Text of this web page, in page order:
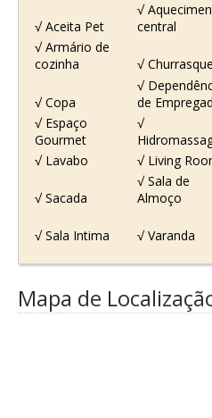
√ Aceita Pet
√
central
√ Armário de
cozinha
√
√ Copa
√
de
√ Espaço
Gourmet
√
√ Lavabo
√ Living
√ Sacada
√ Sala de
Almoço
√ Sala Intima √ Varanda
Mapa de